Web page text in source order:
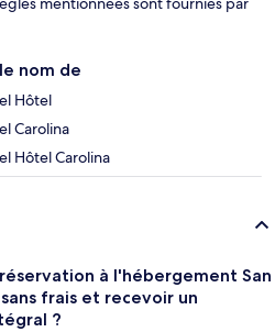
nom de
Hôtel
Carolina
Hôtel Carolina
à l'hébergement San
frais et recevoir un
?